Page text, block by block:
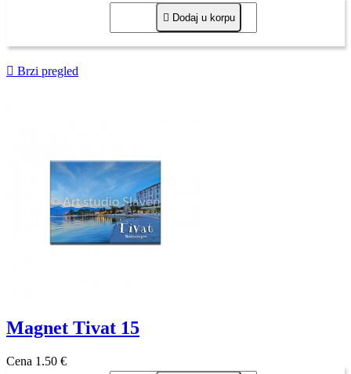
 Dodaj u korpu
 Brzi pregled
Magnet Tivat 15
Cena 1,50 €